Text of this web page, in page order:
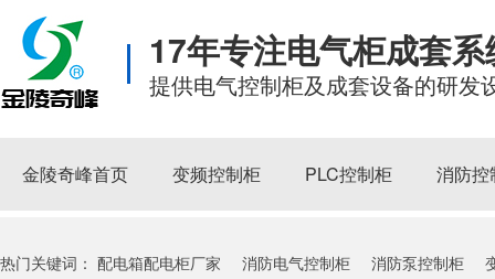
17年专注电气柜成套
提供电气控制柜及成套设备的研发
金陵奇峰首页 变频控制柜 PLC控制柜 消防控
热门关键词： 配电箱配电柜厂家 消防电气控制柜 消防泵控制柜